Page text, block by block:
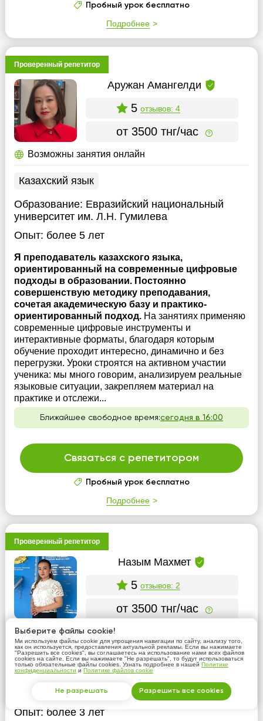
Пробный урок бесплатно
Подробнее
Проверенный репетитор
Аружан Амангелди
5 отзывов: 4
от 3500 тнг/час
Возможны занятия онлайн
Казахский язык
Образование: Евразийский национальный
университет им. Л.Н. Гумилева
Опыт: более 5 лет
Я преподаватель казахского языка,
ориентированный на современные цифровые
подходы в образовании. Постоянно
совершенствую методику преподавания,
сочетая академическую базу и практико-
ориентированный подход. На занятиях применяю
современные цифровые инструменты и
интерактивные форматы, благодаря которым
обучение проходит интересно, динамично и без
перегрузки. Уроки строятся на активном участии
ученика: мы много говорим, анализируем реальные
языковые ситуации, закрепляем материал на
практике и отслежи...
Ближайшее свободное время:сегодня в 16:00
Связаться с репетитором
Пробный урок бесплатно
Подробнее
Проверенный репетитор
Назым Махмет
5 отзывов: 2
от 3500 тнг/час
Возможны занятия онлайн
Казахский язык
Евразийский национальный
университет им. Л.Н. Гумилева
Опыт: более 3 лет
Выберите файлы cookie!
Ми используем файлы cookie для упрощения навигации по сайту, анализу того,
как он используется, предоставления актуальной рекламы. Если вы нажимаете
"Разрешить все cookies", вы соглашаетесь на использование нами всех файлов
cookies на сайте. Если вы нажимаете "Не разрешать", то будут использоваться
только обязательные файлы cookies. Узнать подробнее в нашей Политике
конфиденциальности и Политике файлов cookie
Разрешить все cookies
Не разрешать